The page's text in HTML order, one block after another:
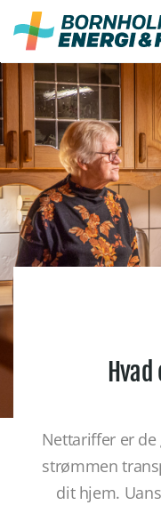
Fortsæt
indhold
Nettarifferer de
strømmen
dit hjem.